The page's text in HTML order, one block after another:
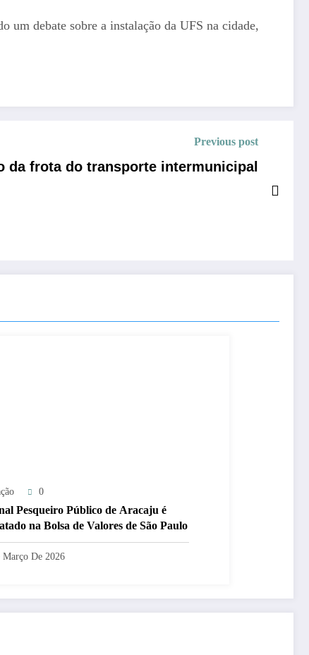
um debate sobre a instalação da UFS na cidade,
Previous post
da frota do transporte intermunicipal
0
Pesqueiro Público de Aracaju é
na Bolsa de Valores de São Paulo
Março De 2026